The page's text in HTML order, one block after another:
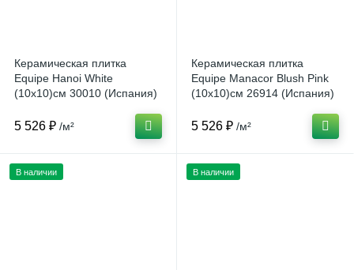
Керамическая плитка
Equipe Hanoi White
(10x10)см 30010 (Испания)
5 526 ₽ /м²
Керамическая плитка
Equipe Manacor Blush Pink
(10x10)см 26914 (Испания)
5 526 ₽ /м²
В наличии В наличии